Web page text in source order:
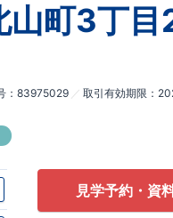
山町3丁目
83975029 取引有効期限
見学予約・資